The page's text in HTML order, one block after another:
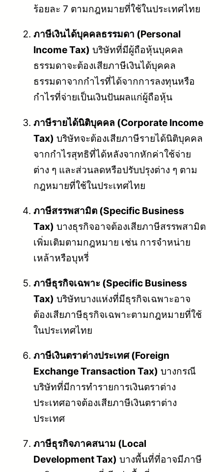
ร้อยละ 7 ตามกฎหมายที่ใช้ในประเทศไทย
ภาษีเงินได้บุคคลธรรมดา (Personal
Income Tax) บริษัทที่มีผู้ถือหุ้นบุคคล
ธรรมดาจะต้องเสียภาษีเงินได้บุคคล
ธรรมดาจากกำไรที่ได้จากการลงทุนหรือ
กำไรที่จ่ายเป็นเงินปันผลแก่ผู้ถือหุ้น
ภาษีรายได้นิติบุคคล (Corporate Income
Tax) บริษัทจะต้องเสียภาษีรายได้นิติบุคคล
จากกำไรสุทธิที่ได้หลังจากหักค่าใช้จ่าย
ต่าง ๆ และส่วนลดหรือปรับปรุงต่าง ๆ ตาม
กฎหมายที่ใช้ในประเทศไทย
ภาษีสรรพสามิต (Specific Business
Tax) บางธุรกิจอาจต้องเสียภาษีสรรพสามิต
เพิ่มเติมตามกฎหมาย เช่น การจำหน่าย
เหล้าหรือบุหรี่
ภาษีธุรกิจเฉพาะ (Specific Business
Tax) บริษัทบางแห่งที่มีธุรกิจเฉพาะอาจ
ต้องเสียภาษีธุรกิจเฉพาะตามกฎหมายที่ใช้
ในประเทศไทย
ภาษีเงินตราต่างประเทศ (Foreign
Exchange Transaction Tax) บางกรณี
บริษัทที่มีการทำรายการเงินตราต่าง
ประเทศอาจต้องเสียภาษีเงินตราต่าง
ประเทศ
ภาษีธุรกิจภาคสนาม (Local
Development Tax) บางพื้นที่ที่อาจมีภาษี